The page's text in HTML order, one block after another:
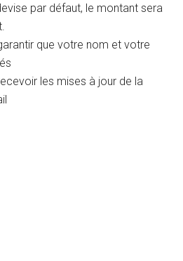
par défaut, le montant sera
que votre nom et votre
les mises à jour de la